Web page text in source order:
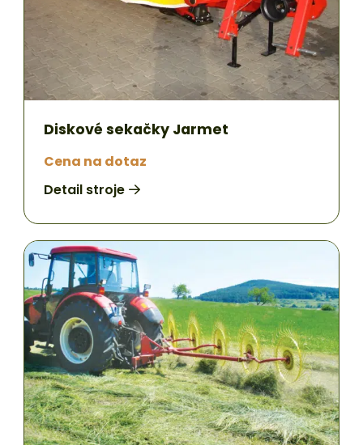
Diskové sekačky Jarmet
Cena na dotaz
Detail stroje